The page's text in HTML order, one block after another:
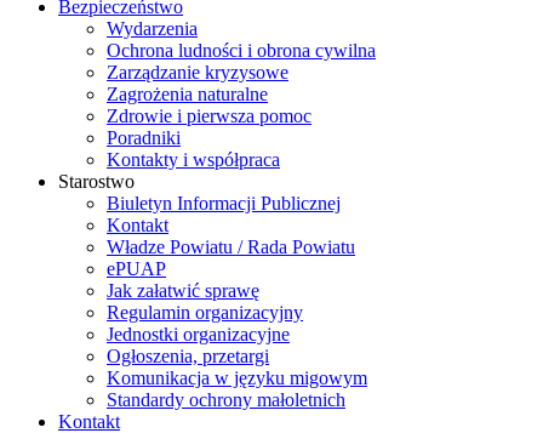
Bezpieczeństwo
Wydarzenia
Ochrona ludności i obrona cywilna
Zarządzanie kryzysowe
Zagrożenia naturalne
Zdrowie i pierwsza pomoc
Poradniki
Kontakty i współpraca
Starostwo
Biuletyn Informacji Publicznej
Kontakt
Władze Powiatu / Rada Powiatu
ePUAP
Jak załatwić sprawę
Regulamin organizacyjny
Jednostki organizacyjne
Ogłoszenia, przetargi
Komunikacja w języku migowym
Standardy ochrony małoletnich
Kontakt